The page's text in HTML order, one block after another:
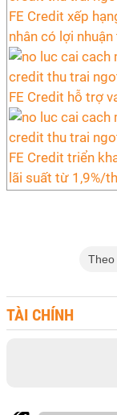
FE Credit xếp
nhân có lợi
FE Credit hỗ trợ
FE Credit triển
lãi suất từ 1,9%/
Theo
TÀI CHÍNH